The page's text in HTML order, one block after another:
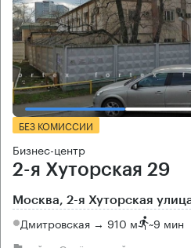
БЕЗ КОМИССИИ
Бизнес-центр
2-я Хуторская 29
Москва, 2-я Хуторская
Дмитровская → 910 м ~9 мин